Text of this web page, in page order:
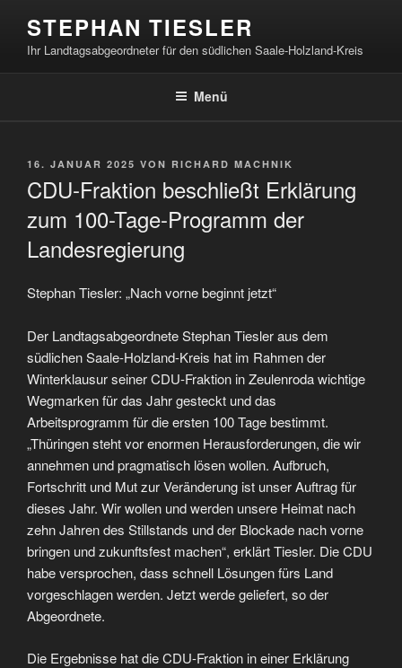
Inhalt
springen
STEPHAN TIESLER
Ihr Landtagsabgeordneter für den südlichen Saale-Holzland-Kreis
Menü
VERÖFFENTLICHT
16. JANUAR 2025 VON RICHARD MACHNIK
CDU-Fraktion beschließt Erklärung
zum 100-Tage-Programm der
Landesregierung
Stephan Tiesler: „Nach vorne beginnt jetzt“
Der Landtagsabgeordnete Stephan Tiesler aus dem
südlichen Saale-Holzland-Kreis hat im Rahmen der
Winterklausur seiner CDU-Fraktion in Zeulenroda wichtige
Wegmarken für das Jahr gesteckt und das
Arbeitsprogramm für die ersten 100 Tage bestimmt.
„Thüringen steht vor enormen Herausforderungen, die wir
annehmen und pragmatisch lösen wollen. Aufbruch,
Fortschritt und Mut zur Veränderung ist unser Auftrag für
dieses Jahr. Wir wollen und werden unsere Heimat nach
zehn Jahren des Stillstands und der Blockade nach vorne
bringen und zukunftsfest machen“, erklärt Tiesler. Die CDU
habe versprochen, dass schnell Lösungen fürs Land
vorgeschlagen werden. Jetzt werde geliefert, so der
Abgeordnete.
Die Ergebnisse hat die CDU-Fraktion in einer Erklärung